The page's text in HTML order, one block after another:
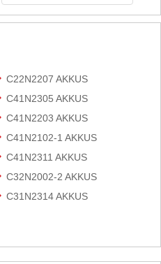
C22N2207 AKKUS
C41N2305 AKKUS
C41N2203 AKKUS
C41N2102-1 AKKUS
C41N2311 AKKUS
C32N2002-2 AKKUS
C31N2314 AKKUS